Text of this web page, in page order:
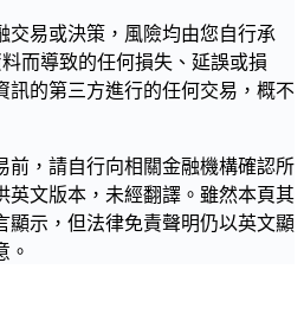
交易或決策，風險均由您自行承
而導致的任何損失、延誤或損
訊的第三方進行的任何交易，概不
前，請自行向相關金融機構確認所
英文版本，未經翻譯。雖然本頁其
顯示，但法律免責聲明仍以英文顯
。